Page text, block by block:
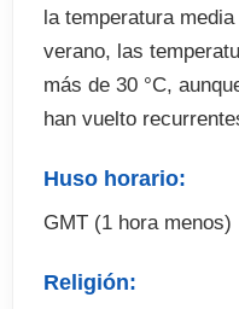
la temperatura
verano, las
más de 30 °C,
han vuelto
Huso horario:
GMT (1 hora menos)
Religión: